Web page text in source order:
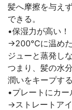
髪へ摩擦を与え
できる。
•保湿力が高い！
→200℃に温めた
ジューと蒸発しな
つまり、髪の水
潤いをキープす
•プレートにカー
→ストレートア